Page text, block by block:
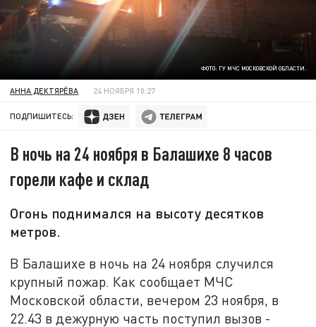
ФОТО: ГУ МЧС МОСКОВСКОЙ ОБЛАСТИ.
АННА ДЕКТЯРЁВА 24 НОЯБРЯ 10:27
ПОДПИШИТЕСЬ:
В ночь на 24 ноября в Балашихе 8 часов
горели кафе и склад
Огонь поднимался на высоту десятков
метров.
В Балашихе в ночь на 24 ноября случился
крупный пожар. Как сообщает МЧС
Московской области, вечером 23 ноября, в
22.43 в дежурную часть поступил вызов -